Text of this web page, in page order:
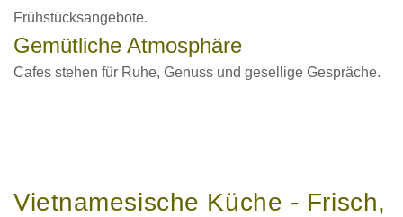
Frühstücksangebote.
Gemütliche Atmosphäre
Cafes stehen für Ruhe, Genuss und gesellige Gespräche.
Vietnamesische Küche - Frisch,